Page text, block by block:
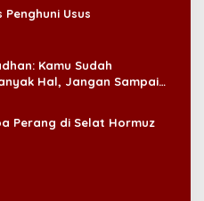
Usus
Kamu Sudah
Hal, Jangan Sampai
Perang di Selat Hormuz